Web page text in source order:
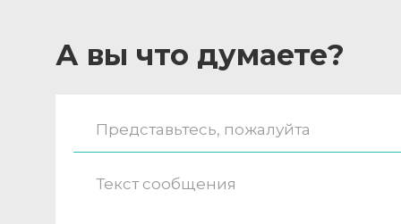
А вы что думаете?